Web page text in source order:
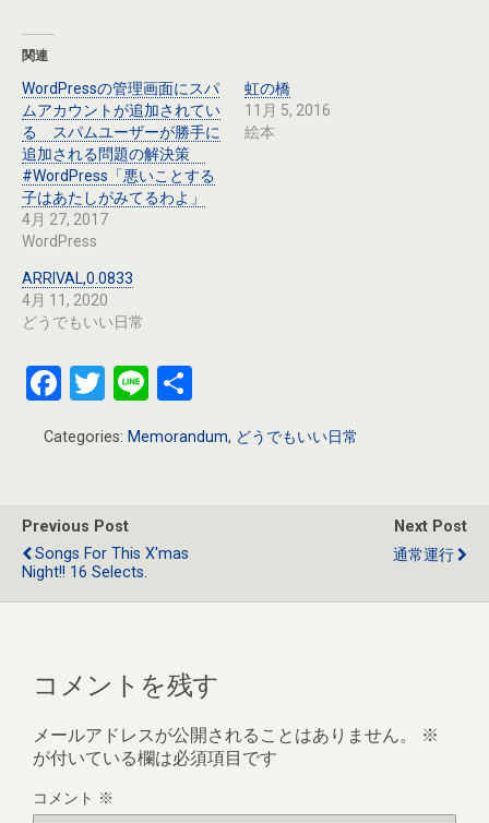
関連
WordPressの管理画面にスパ
ムアカウントが追加されてい
る スパムユーザーが勝手に
追加される問題の解決策
#WordPress「悪いことする
子はあたしがみてるわよ」
4月 27, 2017
WordPress
虹の橋
11月 5, 2016
絵本
ARRIVAL,0.0833
4月 11, 2020
どうでもいい日常
F
ce
o
o
k
T
tt
Li
e
Categories: Memorandum, どうでもいい日常
Previous Post
Songs For This X'mas
Night!! 16 Selects.
Next Post
通常運行
コメントを残す
メールアドレスが公開されることはありません。
※
が付いている欄は必須項目です
コメント ※